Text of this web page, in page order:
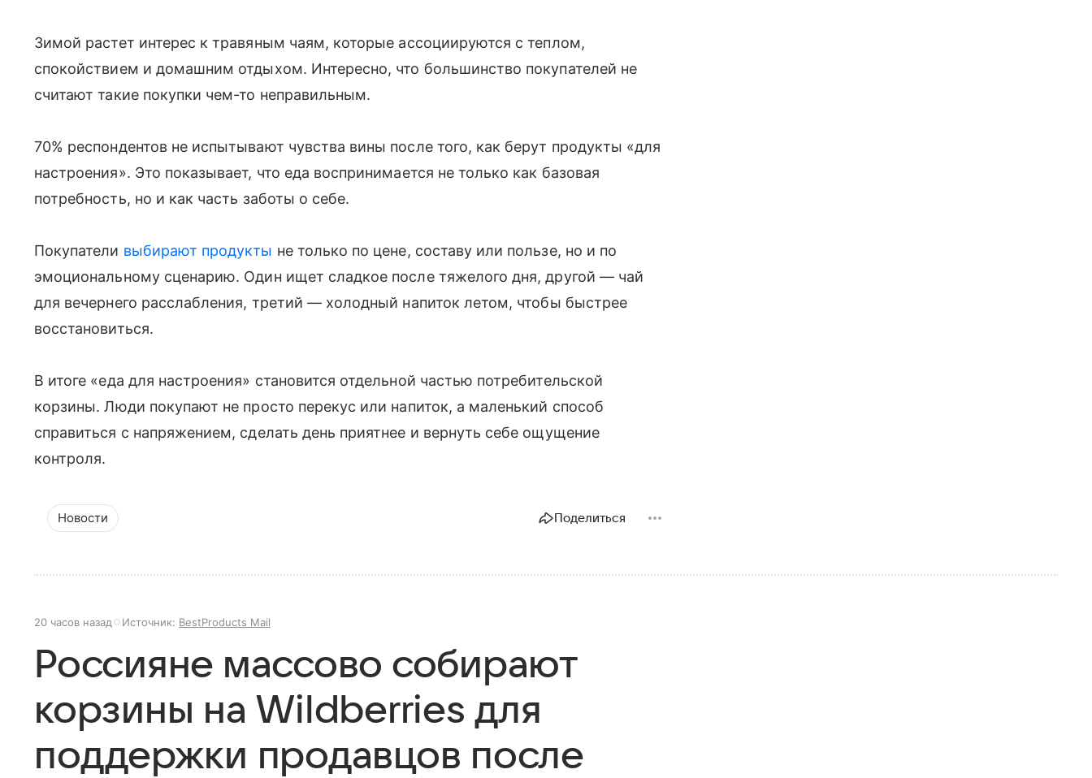
Зимой растет интерес к травяным чаям, которые ассоциируются с теплом,
спокойствием и домашним отдыхом. Интересно, что большинство покупателей не
считают такие покупки чем-то неправильным.
70% респондентов не испытывают чувства вины после того, как берут продукты «для
настроения». Это показывает, что еда воспринимается не только как базовая
потребность, но и как часть заботы о себе.
Покупатели выбирают продукты не только по цене, составу или пользе, но и по
эмоциональному сценарию. Один ищет сладкое после тяжелого дня, другой — чай
для вечернего расслабления, третий — холодный напиток летом, чтобы быстрее
восстановиться.
В итоге «еда для настроения» становится отдельной частью потребительской
корзины. Люди покупают не просто перекус или напиток, а маленький способ
справиться с напряжением, сделать день приятнее и вернуть себе ощущение
контроля.
Новости Поделиться
20 часов назад Источник: BestProducts Mail
Россияне массово собирают
корзины на Wildberries для
поддержки продавцов после